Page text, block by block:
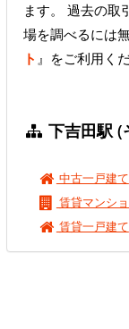
ます。 過去の取
場を調べるには
ト 』をご利用くだ
下吉田駅 (
中古一戸建て
賃貸マンシ
賃貸一戸建て